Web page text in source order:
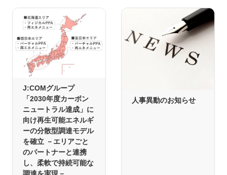
J:COMグループ
「2030年度カーボン
ニュートラル達成」に
向け再生可能エネルギ
ーの分散型調達モデル
を確立 －エリアごと
のパートナーと連携
し、柔軟で持続可能な
人事異動のお知らせ